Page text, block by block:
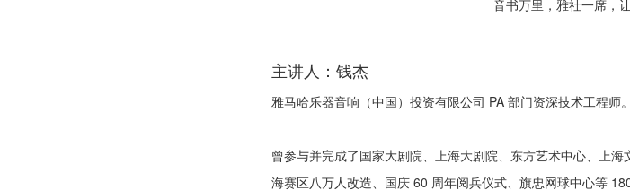
音书万里，雅社一席，
主讲人：钱杰
雅马哈乐器音响（中国）投资有限公司 PA 部门资深技术工程师
曾参与并完成了国家大剧院、上海大剧院、东方艺术中心、上
海赛区八万人改造、国庆 60 周年阅兵仪式、旗忠网球中心等